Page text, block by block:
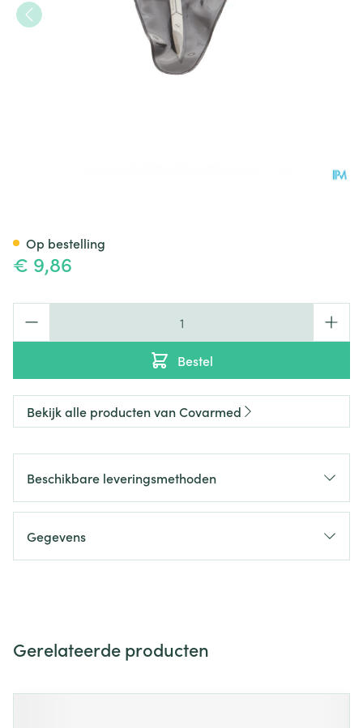
€ 9,86
Bestel
Op bestelling
Bekijk alle producten van Covarmed
Beschikbare leveringsmethoden
Gegevens
Gerelateerde producten